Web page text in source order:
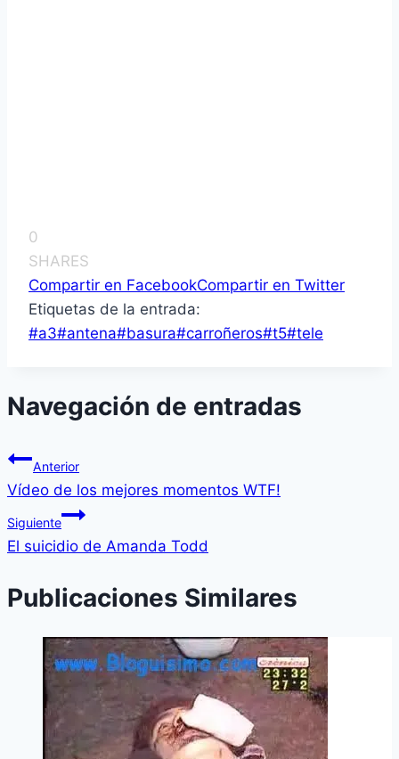
0
SHARES
Compartir en FacebookCompartir en Twitter
Etiquetas de la entrada:
#a3#antena#basura#carroñeros#t5#tele
Navegación de entradas
Anterior
Ví­deo de los mejores momentos WTF!
Siguiente
El suicidio de Amanda Todd
Publicaciones Similares